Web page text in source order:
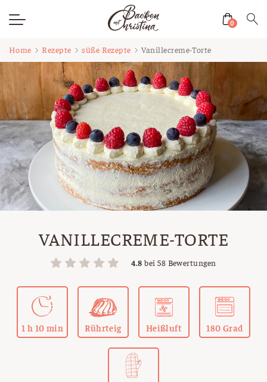
0
Home Rezepte süße Rezepte Vanillecreme-Torte
VANILLECREME-TORTE
4.8 bei58 Bewertungen
1 h 10 min Rührteig Heißluft 180 Grad